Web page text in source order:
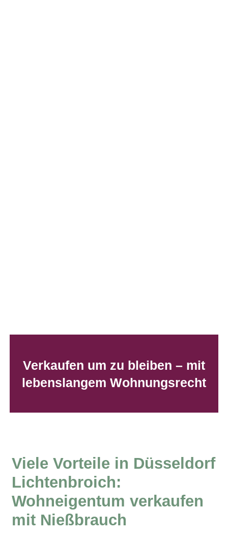
Verkaufen um zu bleiben – mit
lebenslangem Wohnungsrecht
Viele Vorteile in Düsseldorf
Lichtenbroich:
Wohneigentum verkaufen
mit Nießbrauch